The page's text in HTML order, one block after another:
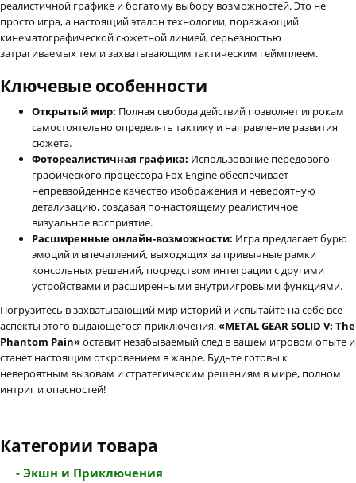
реалистичной графике и богатому выбору возможностей. Это не
просто игра, а настоящий эталон технологии, поражающий
кинематографической сюжетной линией, серьезностью
затрагиваемых тем и захватывающим тактическим геймплеем.
Ключевые особенности
Открытый мир: Полная свобода действий позволяет игрокам
самостоятельно определять тактику и направление развития
сюжета.
Фотореалистичная графика: Использование передового
графического процессора Fox Engine обеспечивает
непревзойденное качество изображения и невероятную
детализацию, создавая по-настоящему реалистичное
визуальное восприятие.
Расширенные онлайн-возможности: Игра предлагает бурю
эмоций и впечатлений, выходящих за привычные рамки
консольных решений, посредством интеграции с другими
устройствами и расширенными внутриигровыми функциями.
Погрузитесь в захватывающий мир историй и испытайте на себе все
аспекты этого выдающегося приключения.«METAL GEAR SOLID V: The
Phantom Pain»оставит незабываемый след в вашем игровом опыте и
станет настоящим откровением в жанре. Будьте готовы к
невероятным вызовам и стратегическим решениям в мире, полном
интриг и опасностей!
Категории товара
- Экшн и Приключения